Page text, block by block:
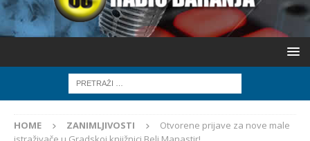
HOME ZANIMLJIVOSTI
Otvorene prijave za nove male